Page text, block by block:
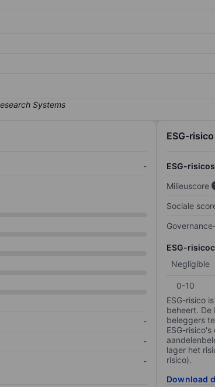
-
-
-
-
ESG-risico
ESG-
Milieuscore
Sociale
ESG-
Negligible
0-10
ESG-risico
beheert. De
beleggers
ESG-
lager het
risico).
Download